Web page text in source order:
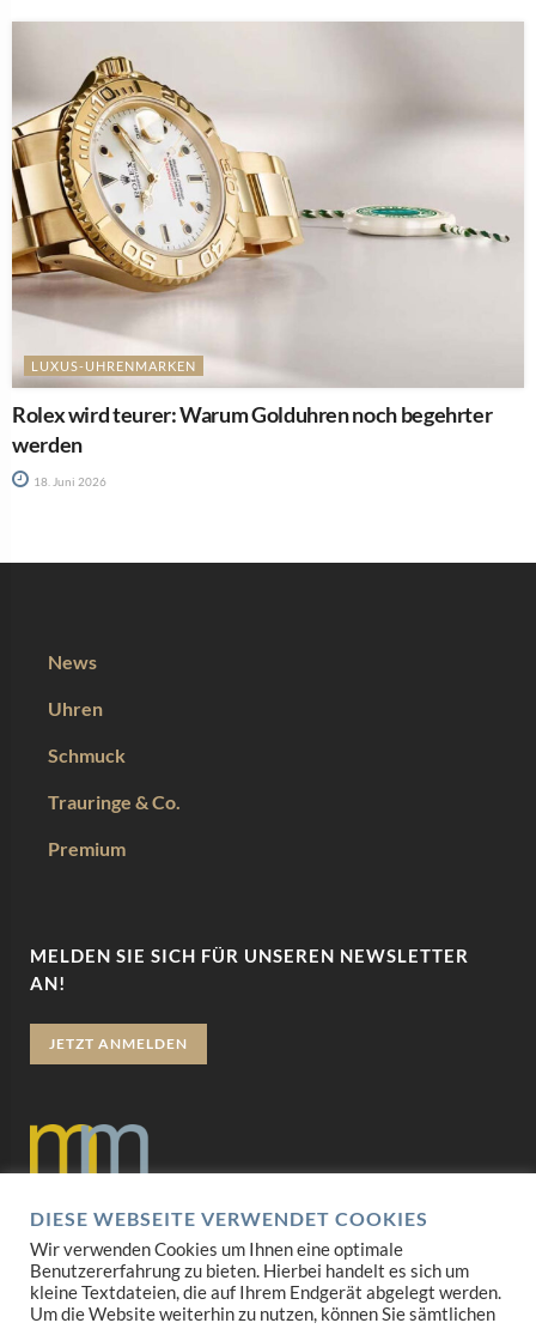
LUXUS-UHRENMARKEN
Rolex wird teurer: Warum Golduhren noch begehrter
werden
18. Juni 2026
News
Uhren
Schmuck
Trauringe & Co.
Premium
MELDEN SIE SICH FÜR UNSEREN NEWSLETTER
AN!
JETZT ANMELDEN
Datenschutz
Impressum
DIESE WEBSEITE VERWENDET COOKIES
Wir verwenden Cookies um Ihnen eine optimale
Benutzererfahrung zu bieten. Hierbei handelt es sich um
kleine Textdateien, die auf Ihrem Endgerät abgelegt werden.
Um die Website weiterhin zu nutzen, können Sie sämtlichen